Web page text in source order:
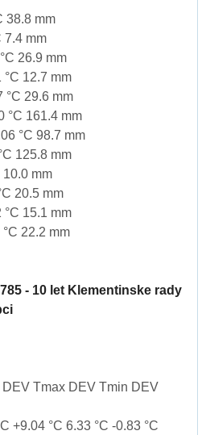
38.8 mm
7.4 mm
26.9 mm
°C 12.7 mm
°C 29.6 mm
°C 161.4 mm
°C 98.7 mm
125.8 mm
10.0 mm
20.5 mm
°C 15.1 mm
22.2 mm
- 10 let Klementinske rady
Tmax DEV Tmin DEV
+9.04 °C 6.33 °C -0.83 °C